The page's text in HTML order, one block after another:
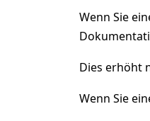
Wenn Sie
Dies erhöht
Wenn Sie